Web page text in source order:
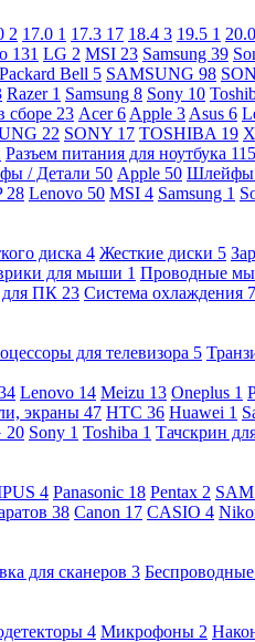
2 17.0 1 17.3 17 18.4 3 19.5 1 20.0
131 LG 2 MSI 23 Samsung 39
Packard Bell 5 SAMSUNG 98
Razer 1 Samsung 8 Sony 10
сборе 23 Acer6 Apple 3 Asus 6
22 SONY 17 TOSHIBA 19
Разъем питания для ноутбука 115
/ Детали 50 Apple 50 Шлейфы
28 Lenovo 50 MSI 4 Samsung 1
диска 4 Жесткие диски 5
для мыши 1 Проводные
для ПК 23 Система охлаждения
для телевизора 5
Lenovo 14 Meizu 13 Oneplus 1
экраны 47 HTC 36 Huawei 1
20 Sony 1 Toshiba 1 Тачскрин
4 Panasonic 18 Pentax 2
38 Canon 17 CASIO 4
для сканеров 3
4 Микрофоны 2